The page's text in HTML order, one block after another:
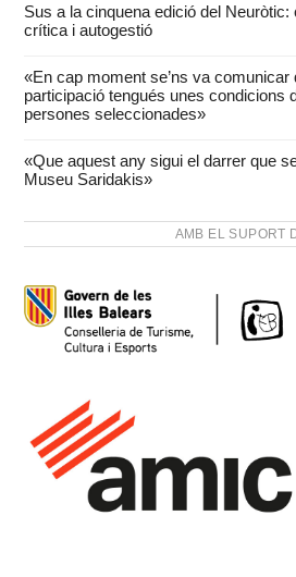
Sus a la cinquena edició del
crítica i autogestió
«En cap moment se’ns va comunicar
participació tengués unes condicions
persones seleccionades»
«Que aquest any sigui el darrer que
Museu Saridakis»
AMB EL SUPORT